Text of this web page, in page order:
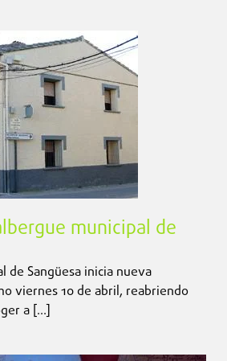
municipal de
de Sangüesa inicia nueva
viernes 10 de abril, reabriendo
a […]